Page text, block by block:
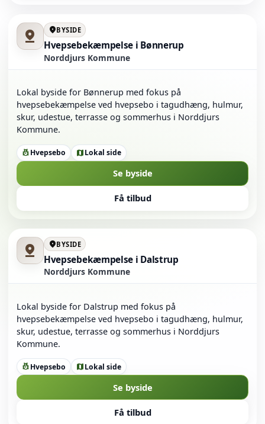
pin_drop location_onBYSIDE
Hvepsebekæmpelse i Bønnerup
Norddjurs Kommune
Lokal byside for Bønnerup med fokus på
hvepsebekæmpelse ved hvepsebo i tagudhæng, hulmur,
skur, udestue, terrasse og sommerhus i Norddjurs
Kommune.
pest_controlHvepsebo mapLokal side
Se byside
Få tilbud
pin_drop location_onBYSIDE
Hvepsebekæmpelse i Dalstrup
Norddjurs Kommune
Lokal byside for Dalstrup med fokus på
hvepsebekæmpelse ved hvepsebo i tagudhæng, hulmur,
skur, udestue, terrasse og sommerhus i Norddjurs
Kommune.
pest_controlHvepsebo mapLokal side
Se byside
Få tilbud